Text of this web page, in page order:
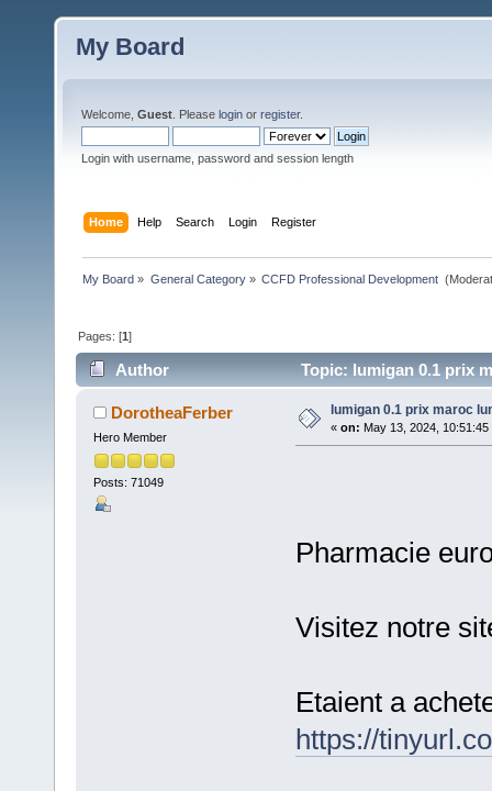
My Board
Welcome, Guest . Please login or register.
Login with username, password and session length
Home Help Search Login Register
My Board » General Category» CCFD Professional Development
Pages: [1]
Author Topic: lumigan 0.1 prix
DorotheaFerber
Hero Member
Posts: 71049
lumigan 0.1 prix maroc
« on: May 13, 2024, 10:51:45
Pharmacie
Visitez notre
Etaient a
https://